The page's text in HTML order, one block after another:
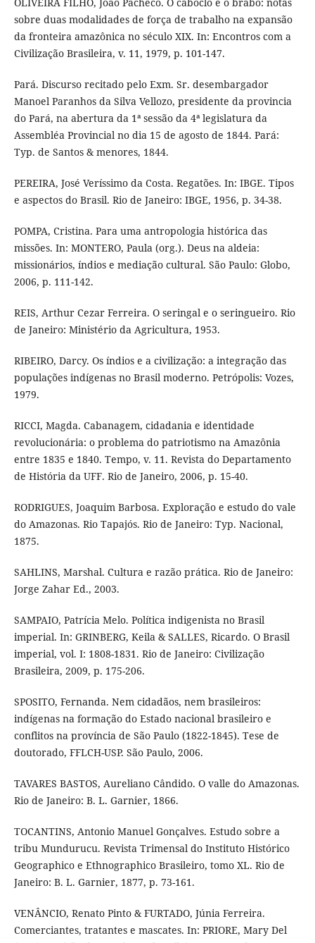
sobre duas modalidades de força de trabalho na expansão
da fronteira amazônica no século XIX. In: Encontros com a
Civilização Brasileira, v. 11, 1979, p. 101-147.
Pará. Discurso recitado pelo Exm. Sr. desembargador
Manoel Paranhos da Silva Vellozo, presidente da provincia
do Pará, na abertura da 1ª sessão da 4ª legislatura da
Assembléa Provincial no dia 15 de agosto de 1844. Pará:
Typ. de Santos & menores, 1844.
PEREIRA, José Veríssimo da Costa. Regatões. In: IBGE. Tipos
e aspectos do Brasil. Rio de Janeiro: IBGE, 1956, p. 34-38.
POMPA, Cristina. Para uma antropologia histórica das
missões. In: MONTERO, Paula (org.). Deus na aldeia:
missionários, índios e mediação cultural. São Paulo: Globo,
2006, p. 111-142.
REIS, Arthur Cezar Ferreira. O seringal e o seringueiro. Rio
de Janeiro: Ministério da Agricultura, 1953.
RIBEIRO, Darcy. Os índios e a civilização: a integração das
populações indígenas no Brasil moderno. Petrópolis: Vozes,
1979.
RICCI, Magda. Cabanagem, cidadania e identidade
revolucionária: o problema do patriotismo na Amazônia
entre 1835 e 1840. Tempo, v. 11. Revista do Departamento
de História da UFF. Rio de Janeiro, 2006, p. 15-40.
RODRIGUES, Joaquim Barbosa. Exploração e estudo do vale
do Amazonas. Rio Tapajós. Rio de Janeiro: Typ. Nacional,
1875.
SAHLINS, Marshal. Cultura e razão prática. Rio de Janeiro:
Jorge Zahar Ed., 2003.
SAMPAIO, Patrícia Melo. Política indigenista no Brasil
imperial. In: GRINBERG, Keila & SALLES, Ricardo. O Brasil
imperial, vol. I: 1808-1831. Rio de Janeiro: Civilização
Brasileira, 2009, p. 175-206.
SPOSITO, Fernanda. Nem cidadãos, nem brasileiros:
indígenas na formação do Estado nacional brasileiro e
conflitos na província de São Paulo (1822-1845). Tese de
doutorado, FFLCH-USP. São Paulo, 2006.
TAVARES BASTOS, Aureliano Cândido. O valle do Amazonas.
Rio de Janeiro: B. L. Garnier, 1866.
TOCANTINS, Antonio Manuel Gonçalves. Estudo sobre a
tribu Mundurucu. Revista Trimensal do Instituto Histórico
Geographico e Ethnographico Brasileiro, tomo XL. Rio de
Janeiro: B. L. Garnier, 1877, p. 73-161.
VENÂNCIO, Renato Pinto & FURTADO, Júnia Ferreira.
Comerciantes, tratantes e mascates. In: PRIORE, Mary Del